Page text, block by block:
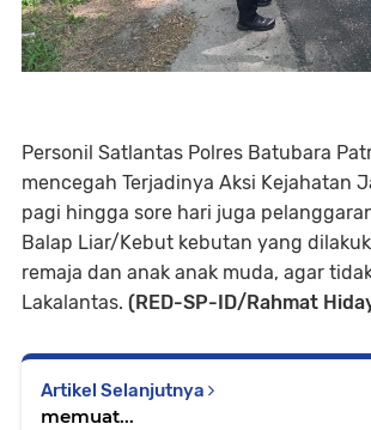
Personil Satlantas Polres Batubara
mencegah Terjadinya Aksi Kejahatan
pagi hingga sore hari juga
Balap Liar/Kebut kebutan yang
remaja dan anak anak muda, agar
Lakalantas. (RED-SP-ID/Rahmat
Artikel Selanjutnya
memuat...